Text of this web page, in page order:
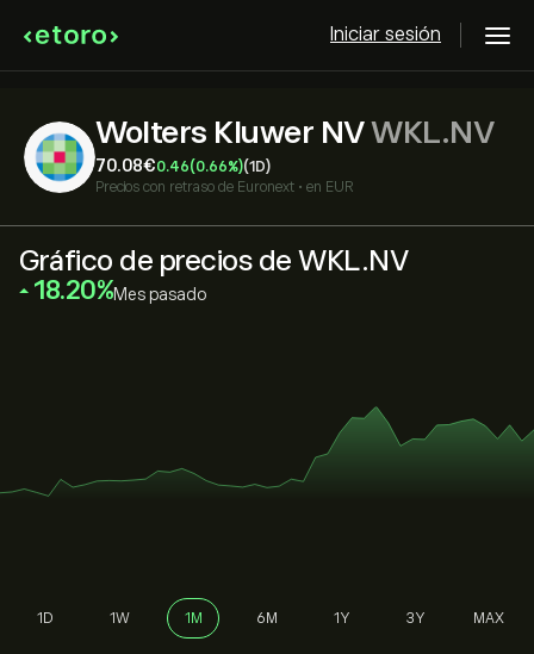
Iniciar sesión
Wolters Kluwer NVWKL.NV
70.08‎€‎0.46(0.66%)(1D)
Precios con retraso de Euronext • en EUR
Gráfico de precios de WKL.NV
‎18.20‎ Mes pasado
1D 1W 1M 6M 1Y 3Y MAX